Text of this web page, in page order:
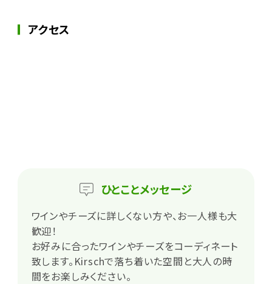
アクセス
ひとことメッセージ
ワインやチーズに詳しくない方や、お一人様も大
歓迎！
お好みに合ったワインやチーズをコーディネート
致します。Kirschで落ち着いた空間と大人の時
間をお楽しみください。